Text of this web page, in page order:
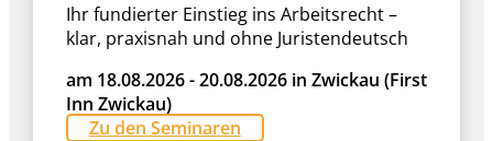
Ihr fundierter Einstieg ins Arbeitsrecht –
klar, praxisnah und ohne Juristendeutsch
am 18.08.2026 - 20.08.2026 in Zwickau (First
Inn Zwickau)
Zu den Seminaren